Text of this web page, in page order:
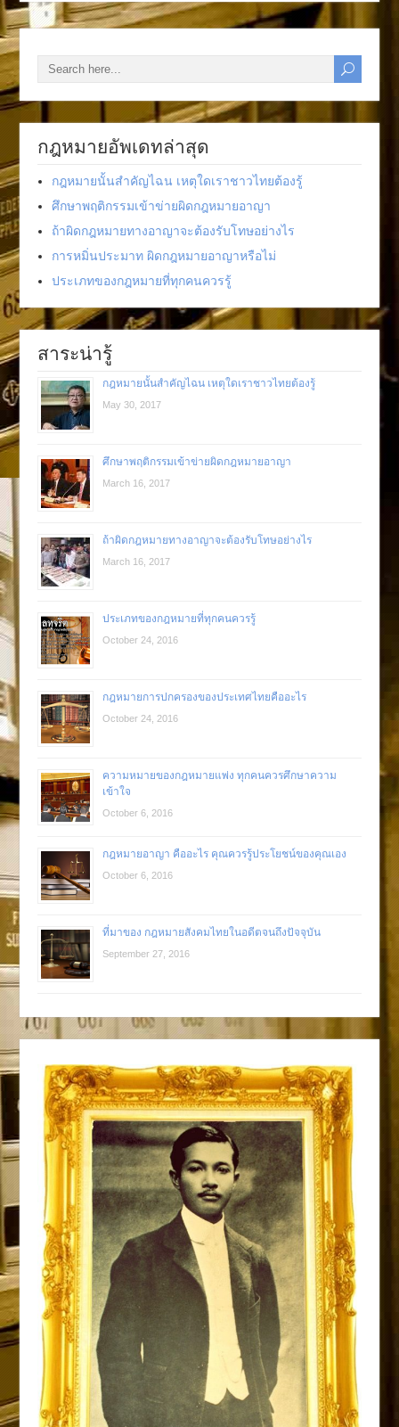
กฎหมายอัพเดทล่าสุด
กฎหมายนั้นสำคัญไฉน เหตุใดเราชาวไทยต้องรู้
ศึกษาพฤติกรรมเข้าข่ายผิดกฎหมายอาญา
ถ้าผิดกฎหมายทางอาญาจะต้องรับโทษอย่างไร
การหมิ่นประมาท ผิดกฎหมายอาญาหรือไม่
ประเภทของกฎหมายที่ทุกคนควรรู้
สาระน่ารู้
กฎหมายนั้นสำคัญไฉน เหตุใดเราชาวไทยต้องรู้
May 30, 2017
ศึกษาพฤติกรรมเข้าข่ายผิดกฎหมายอาญา
March 16, 2017
ถ้าผิดกฎหมายทางอาญาจะต้องรับโทษอย่างไร
March 16, 2017
ประเภทของกฎหมายที่ทุกคนควรรู้
October 24, 2016
กฎหมายการปกครองของประเทศไทยคืออะไร
October 24, 2016
ความหมายของกฎหมายแพ่ง ทุกคนควรศึกษาความ
เข้าใจ
October 6, 2016
กฎหมายอาญา คืออะไร คุณควรรู้ประโยชน์ของคุณเอง
October 6, 2016
ที่มาของ กฎหมายสังคมไทยในอดีตจนถึงปัจจุบัน
September 27, 2016